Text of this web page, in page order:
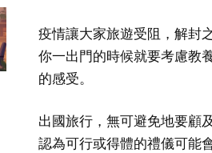
疫情讓大家旅遊受阻，解封
你一出門的時候就要考慮教
的感受。
出國旅行，無可避免地要顧
認為可行或得體的禮儀可能